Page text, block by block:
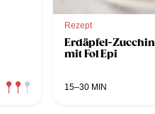
Rezept
Erdäpfel-
mit Fol Epi
15–30 MIN